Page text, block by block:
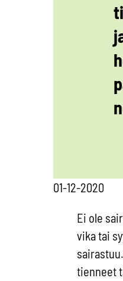
01-12-2020
Ei ole
vika tai
tienneet